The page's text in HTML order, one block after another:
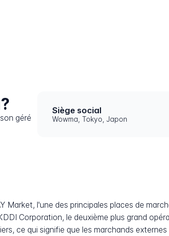
géré
Siège social
Wowma, Tokyo, Japon
Market, l'une des principales places de
Corporation, le deuxième plus grand
ce qui signifie que les marchands